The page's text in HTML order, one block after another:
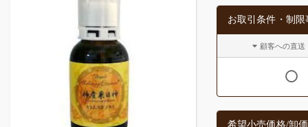
お取引条件・制限
顧客への直送
希望小売価格/卸